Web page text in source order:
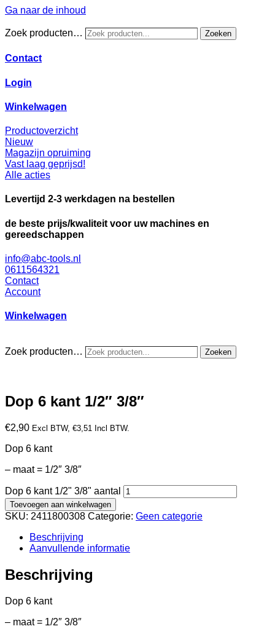
Ga naar de inhoud
Zoek producten… Zoeken
Contact
Login
Winkelwagen
Productoverzicht
Nieuw
Magazijn opruiming
Vast laag geprijsd!
Alle acties
Levertijd 2-3 werkdagen na bestellen
de beste prijs/kwaliteit voor uw machines en
gereedschappen
info@abc-tools.nl
0611564321
Contact
Account
Winkelwagen
Zoek producten… Zoeken
Dop 6 kant 1/2″ 3/8″
€2,90 Excl BTW, €3,51 Incl BTW.
Dop 6 kant
– maat = 1/2″ 3/8″
Dop 6 kant 1/2" 3/8" aantal
Toevoegen aan winkelwagen
SKU: 2411800308 Categorie: Geen categorie
Beschrijving
Aanvullende informatie
Beschrijving
Dop 6 kant
– maat = 1/2″ 3/8″